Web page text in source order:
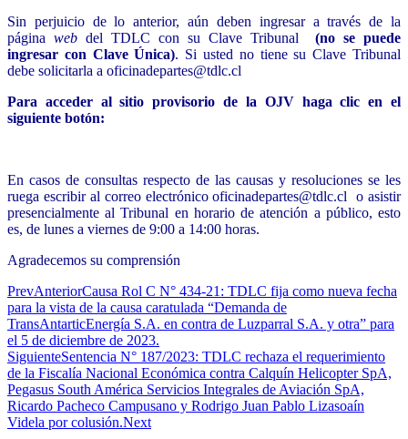
Sin perjuicio de lo anterior, aún deben ingresar a través de la
página web del TDLC con su Clave Tribunal (no se puede
ingresar con Clave Única). Si usted no tiene su Clave Tribunal
debe solicitarla a oficinadepartes@tdlc.cl
Para acceder al sitio provisorio de la OJV haga clic en el
siguiente botón:
En casos de consultas respecto de las causas y resoluciones se les
ruega escribir al correo electrónicooficinadepartes@tdlc.cl o asistir
presencialmente al Tribunal en horario de atención a público, esto
es, de lunes a viernes de 9:00 a 14:00 horas.
Agradecemos su comprensión
PrevAnteriorCausa Rol C N° 434-21: TDLC fija como nueva fecha
para la vista de la causa caratulada “Demanda de
TransAntarticEnergía S.A. en contra de Luzparral S.A. y otra” para
el 5 de diciembre de 2023.
SiguienteSentencia N° 187/2023: TDLC rechaza el requerimiento
de la Fiscalía Nacional Económica contra Calquín Helicopter SpA,
Pegasus South América Servicios Integrales de Aviación SpA,
Ricardo Pacheco Campusano y Rodrigo Juan Pablo Lizasoaín
Videla por colusión.Next